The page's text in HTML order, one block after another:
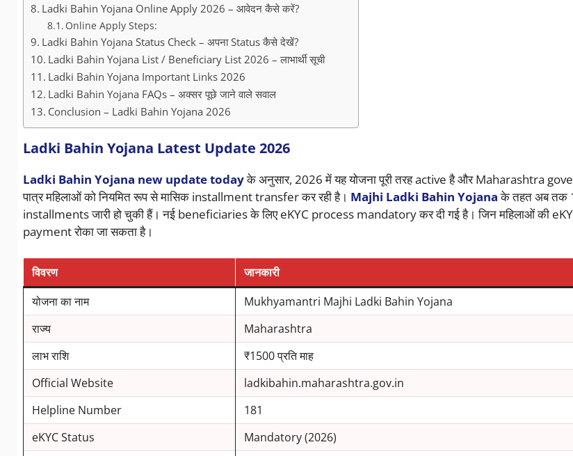
Ladki Bahin Yojana Online Apply 2026 – आवेदन कैसे करें?
Online Apply Steps:
Ladki Bahin Yojana Status Check – अपना Status कैसे देखें?
Ladki Bahin Yojana List / Beneficiary List 2026 – लाभार्थी सूची
Ladki Bahin Yojana Important Links 2026
Ladki Bahin Yojana FAQs – अक्सर पूछे जाने वाले सवाल
Conclusion – Ladki Bahin Yojana 2026
Ladki Bahin Yojana Latest Update 2026
Ladki Bahin Yojana new update todayके अनुसार, 2026 में यह योजना पूरी तरह active है और Maharashtra
पात्र महिलाओं को नियमित रूप से मासिक installment transfer कर रही है। Majhi Ladki Bahin Yojanaके तहत अब तक
installments जारी हो चुकी हैं। नई beneficiaries के लिए eKYC process mandatory कर दी गई है। जिन महिलाओं की
payment रोका जा सकता है।
विवरण
जानकारी
योजना का नाम
Mukhyamantri Majhi Ladki Bahin Yojana
राज्य
Maharashtra
लाभ राशि
₹1500 प्रति माह
Official Website
ladkibahin.maharashtra.gov.in
Helpline Number
181
eKYC Status
Mandatory (2026)